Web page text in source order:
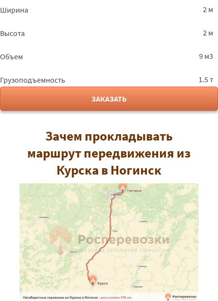
Ширина 2 м
Высота 2 м
Объем 9 м3
Грузоподъемность
1.5 т
ЗАКАЗАТЬ
Зачем прокладывать
маршрут передвижения из
Курска в Ногинск